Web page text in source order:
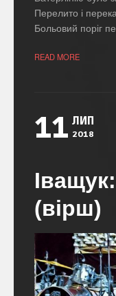
Перелито і
Больовий поріг
READ MORE
11 ЛИП
2018
(вірш)